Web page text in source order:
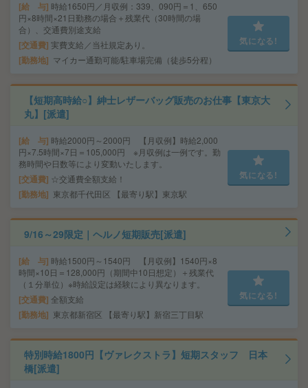
給 与 時給1650円／月収例：339、090円＝1、650
円×8時間×21日勤務の場合＋残業代（30時間の場
合）、交通費別途支給
交通費 実費支給／当社規定あり。
勤務地 マイカー通勤可能/駐車場完備（徒歩5分程）
気になる!
【短期高時給○】紳士レザーバッグ販売のお仕事【東京大
丸】[派遣]
給 与 時給2000円～2000円 【月収例】時給2,000
円×7.5時間×7日＝105,000円 ※月収例は一例です。勤
務時間や日数等により変動いたします。
交通費 ☆交通費全額支給！
勤務地 東京都千代田区 【最寄り駅】東京駅
気になる!
9/16～29限定｜ヘルノ短期販売[派遣]
給 与 時給1500円～1540円 【月収例】1540円×8
時間×10日＝128,000円（期間中10日想定）＋残業代
（１分単位）※時給設定は経験により異なります。
交通費 全額支給
勤務地 東京都新宿区 【最寄り駅】新宿三丁目駅
気になる!
特別時給1800円【ヴァレクストラ】短期スタッフ 日本
橋[派遣]